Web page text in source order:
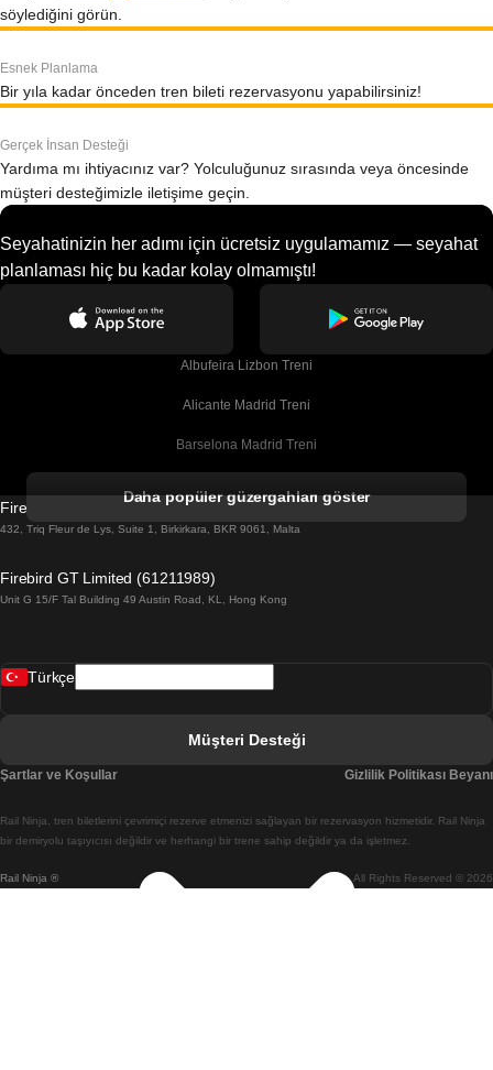
söylediğini görün.
Esnek Planlama
Bir yıla kadar önceden tren bileti rezervasyonu yapabilirsiniz!
Gerçek İnsan Desteği
Yardıma mı ihtiyacınız var? Yolculuğunuz sırasında veya öncesinde
müşteri desteğimizle iletişime geçin.
Seyahatinizin her adımı için ücretsiz uygulamamız — seyahat
planlaması hiç bu kadar kolay olmamıştı!
Albufeira Lizbon Treni
Alicante Madrid Treni
Barselona Madrid Treni
Barselona Sevilla Treni
Belfast Dublin Treni
Budapeşte Viyana Treni
Busan Cheonan(Asan) Treni
Daha popüler güzergahları göster
Firebird GT Limited (OC 1451)
432, Triq Fleur de Lys, Suite 1, Birkirkara, BKR 9061, Malta
Firebird GT Limited (61211989)
Unit G 15/F Tal Building 49 Austin Road, KL, Hong Kong
Rail Ninja ® All Rights Reserved © 2026
Rail Ninja, tren biletlerini çevrimiçi rezerve etmenizi sağlayan bir rezervasyon hizmetidir. Rail Ninja
bir demiryolu taşıyıcısı değildir ve herhangi bir trene sahip değildir ya da işletmez.
Türkçe
Müşteri Desteği
Şartlar ve Koşullar Gizlilik Politikası Beyanı